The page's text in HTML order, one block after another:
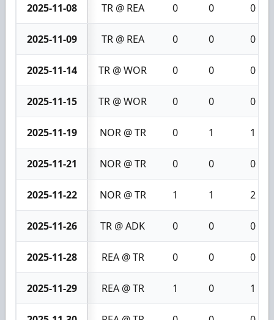
2025-11-08 TR @ REA 0 0 0
2025-11-09 TR @ REA 0 0 0
2025-11-14 TR @ WOR 0 0 0
2025-11-15 TR @ WOR 0 0 0
2025-11-19 NOR @ TR 0 1 1
2025-11-21 NOR @ TR 0 0 0
2025-11-22 NOR @ TR 1 1 2
2025-11-26 TR @ ADK 0 0 0
2025-11-28 REA @ TR 0 0 0
2025-11-29 REA @ TR 1 0 1